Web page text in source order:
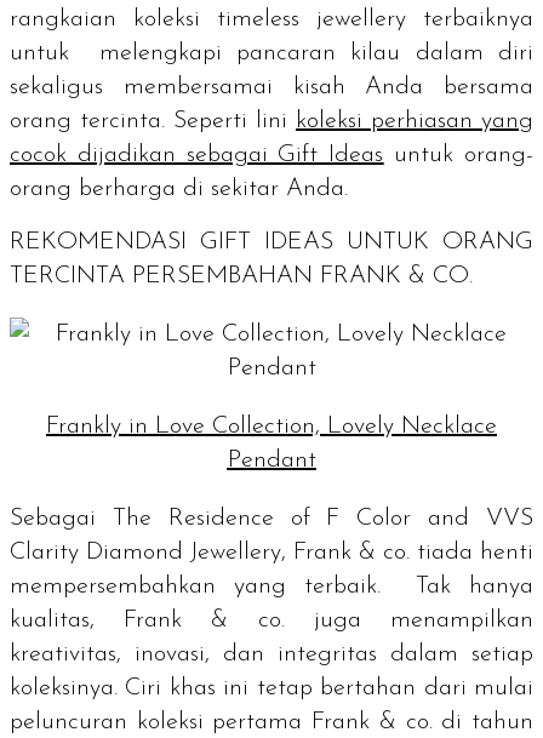
rangkaian koleksi timeless jewellery terbaiknya
untuk melengkapi pancaran kilau dalam diri
sekaligus membersamai kisah Anda bersama
orang tercinta. Seperti lini koleksi perhiasan yang
cocok dijadikan sebagai Gift Ideas untuk orang-
orang berharga di sekitar Anda.
REKOMENDASI GIFT IDEAS UNTUK ORANG
TERCINTA PERSEMBAHAN FRANK & CO.
Frankly in Love Collection, Lovely Necklace
Pendant
Sebagai
The Residence of F Color and VVS
Clarity Diamond Jewellery, Frank & co. tiada henti
mempersembahkan yang terbaik. Tak hanya
kualitas, Frank & co. juga menampilkan
kreativitas, inovasi, dan integritas dalam setiap
koleksinya. Ciri khas ini tetap bertahan dari mulai
peluncuran koleksi pertama Frank & co. di tahun